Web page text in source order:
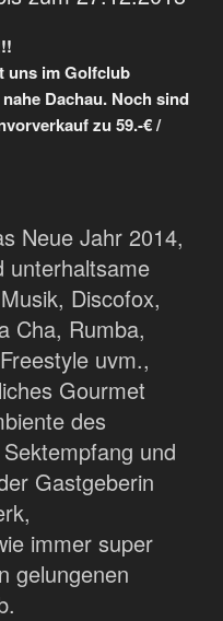
uns im Golfclub
Dachau. Noch sind
zu 59.-€ /
Neue Jahr 2014,
unterhaltsame
Discofox,
Cha, Rumba,
uvm.,
Gourmet
des
und
Gastgeberin
immer super
gelungenen